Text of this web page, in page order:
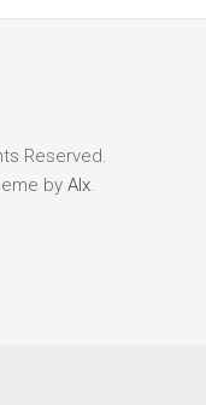
Reserved.
by Alx.